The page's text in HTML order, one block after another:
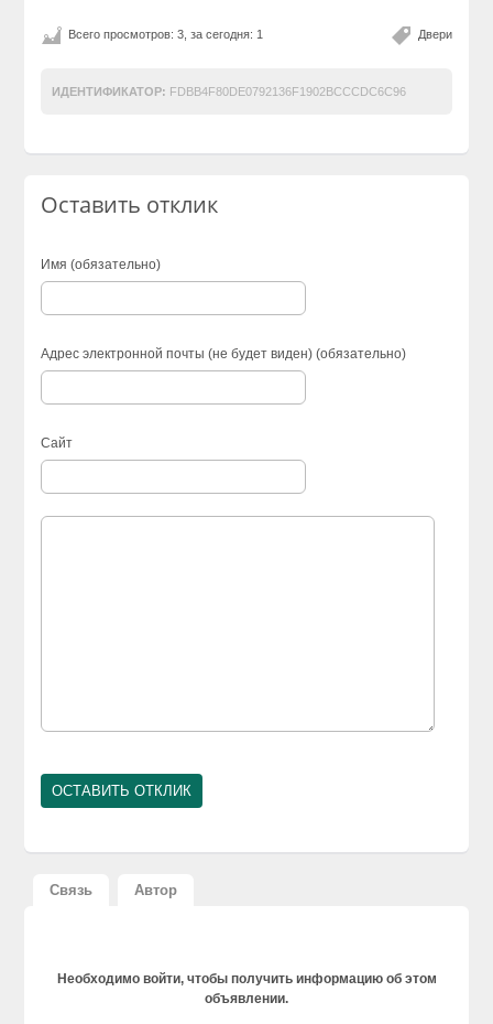
Двери
Всего просмотров: 3, за сегодня: 1
ИДЕНТИФИКАТОР: FDBB4F80DE0792136F1902BCCCDC6C96
Оставить отклик
Имя (обязательно)
Адрес электронной почты (не будет виден) (обязательно)
Сайт
Связь Автор
Необходимо войти, чтобы получить информацию об этом
объявлении.